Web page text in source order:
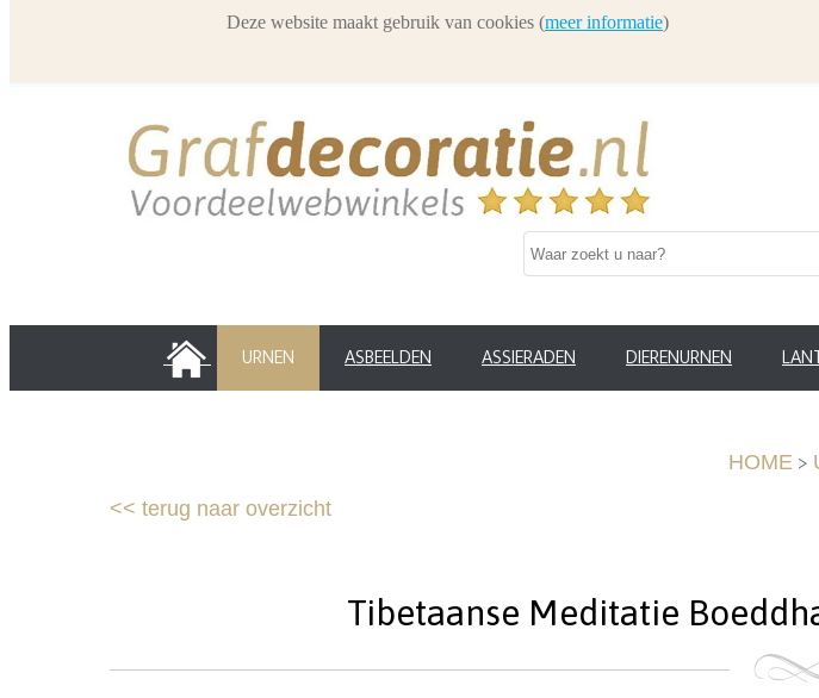
HOME URNEN ASBEELDEN ASSIERADEN DIERENURNEN
HOME >
<< terug naar overzicht
Tibetaanse Meditatie
Deze website maakt gebruik van cookies (meer informatie)